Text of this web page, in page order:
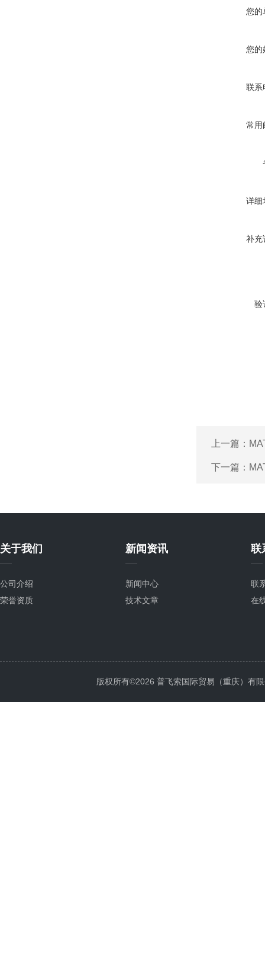
您的
您的
联系
常用
详细
补充
验
上一篇：
下一篇：
关于我们
公司介绍
荣誉资质
新闻资讯
新闻中心
技术文章
联
联
在
版权所有©2026 普飞索国际贸易（重庆）有